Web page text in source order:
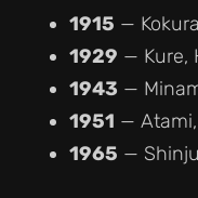
1915 —
1929 — Kure,
1943 —
1951 —
1965 —